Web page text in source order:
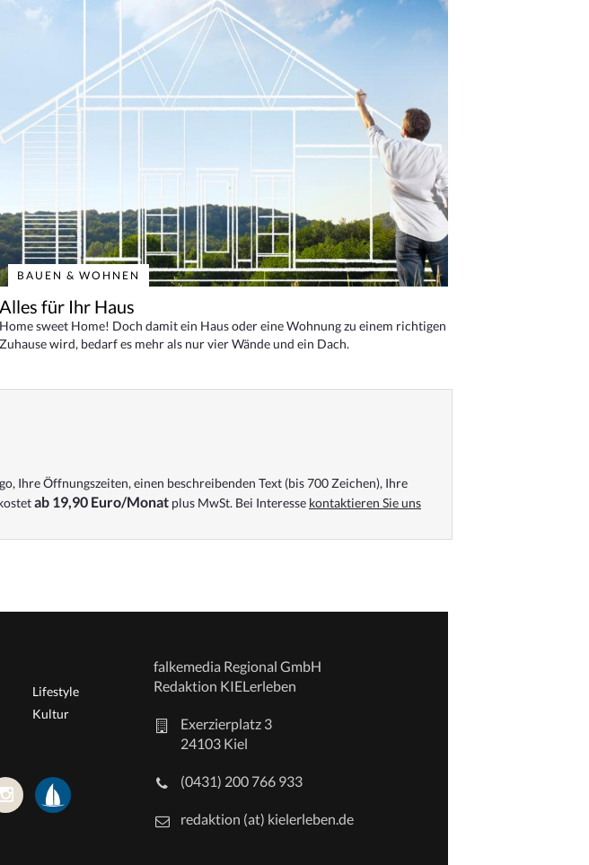
BAUEN & WOHNEN
Alles für Ihr Haus
Home sweet Home! Doch damit ein Haus oder eine Wohnung zu einem richtigen
Zuhause wird, bedarf es mehr als nur vier Wände und ein Dach.
Ihre Öffnungszeiten, einen beschreibenden Text (bis 700 Zeichen), Ihre
ab 19,90 Euro/Monat plus MwSt. Bei Interesse kontaktieren Sie uns
Lifestyle
Kultur
falkemedia Regional GmbH
Redaktion KIELerleben
Exerzierplatz 3
24103 Kiel
(0431) 200 766 933
redaktion (at) kielerleben.de